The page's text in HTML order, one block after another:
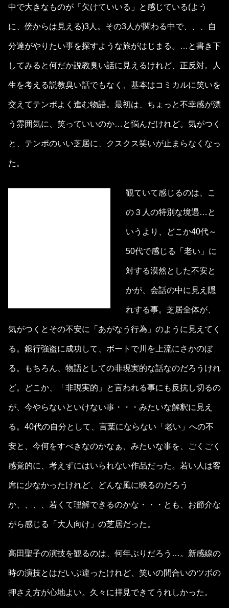
中で大きなものが「欠けていいる」と感じている(よう
に、傍からは見える)3人。その3人が関わる中で、、、自
分達がやりたい事を探すような旅がはじまる。…と書き下
してみると何だか説教臭い話に見えるけれど、正反対。人
生を考える説教臭い話でもなく、基本はコミカルに笑いを
交えてテンポよく進む物語。最初は、ちょっと不幸感が漂
う雰囲気に、笑っていいのか…と悩んだけれど。気がつく
と、テンポのいい芝居に、クスクス笑いが止まらなくなっ
た。
観ていて感じるのは、こ
の３人の特別な境遇…と
いうより、どこか40代～
50代で感じる「老い」に
対する漠然とした不安と
かが、会話の中に見え隠
れする事。芝居全体が、
気がつくとその不安に「あがなう行為」のように見えてく
る。銀行強盗に成功して、ボートで川を上流にさかのぼ
る。もちろん、物語としての非現実的な話なのだろうけれ
ど。どこか、「非現実的」と言われる事にも反抗し切るの
が、今やらないといけない事・・・みたいな解釈に見え
る。40代の自分として、言葉にならない「老い」への不
安と、今何をすべきなのかなぁ、みたいな事を、ごくごく
感覚的に、考えずにはいられない作品だった。若い人は客
席に少なかったけれど、どんな風に映るのだろう
か、、、、若くて理解できるのかな・・・とも、お節介な
がら感じる「大人向け」の芝居だった。
高田聖子の演技を観るのは、何年ぶりだろう…。新感線の
時の演技とはだいぶ違ったけれど、笑いの間合いのツボの
押さえ方が心地よい。久々に拝見できてうれしかった。